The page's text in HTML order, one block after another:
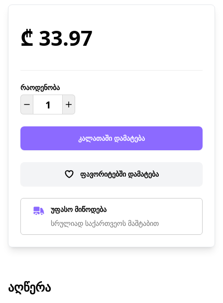
₾ 33.97
რაოდენობა
კალათაში დამატება
ფავორიტებში დამატება
უფასო მიწოდება
სრულიად საქართვეოს მაშტაბით
ᲐᲦᲬᲔᲠᲐ